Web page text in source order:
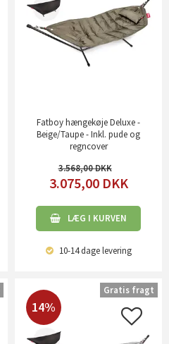
Fatboy hængekøje Deluxe -
Beige/Taupe - Inkl. pude og
regncover
3.568,00
3.075,00 DKK
LÆG I KURVEN
10-14 dagelevering
14%
Gratis fragt